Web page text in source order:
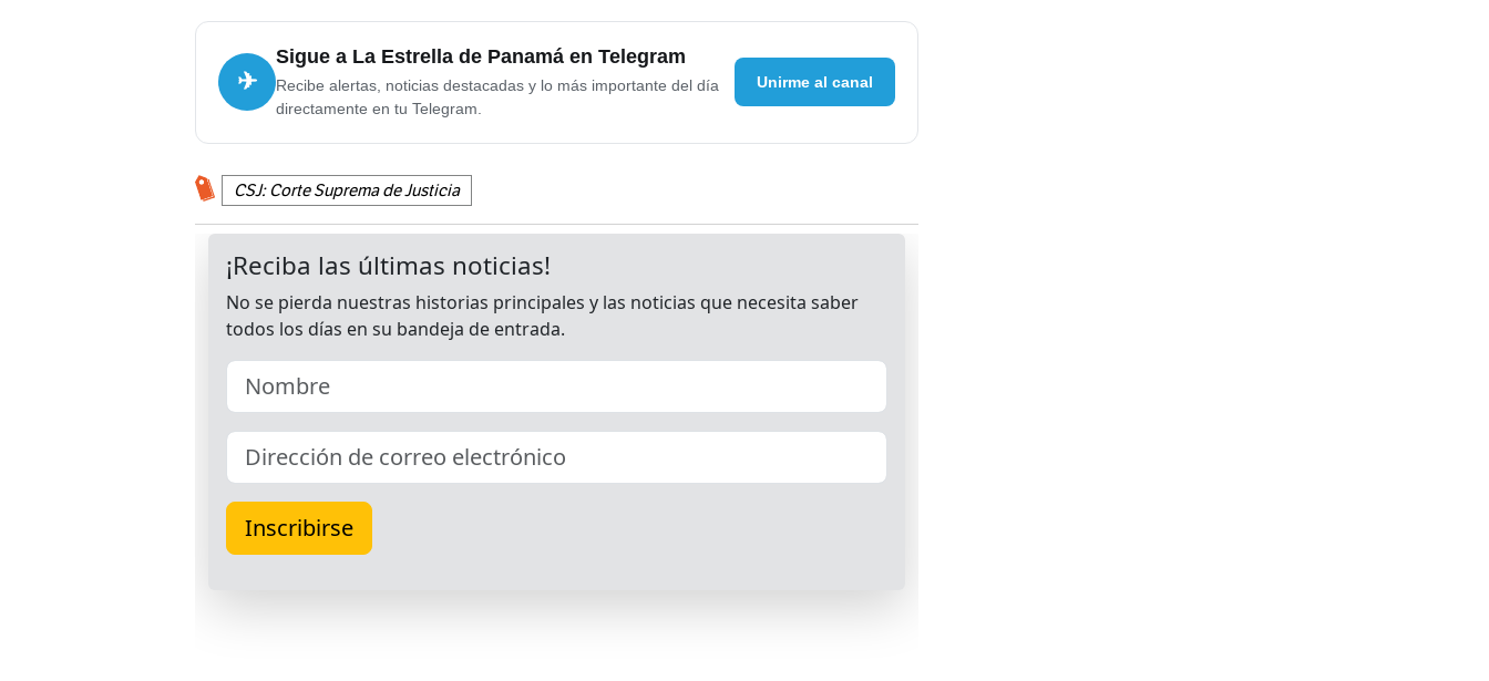
✈
Sigue a La Estrella de Panamá en Telegram
Recibe alertas, noticias destacadas y lo más importante del día
directamente en tu Telegram.
Unirme al canal
CSJ: Corte Suprema de Justicia